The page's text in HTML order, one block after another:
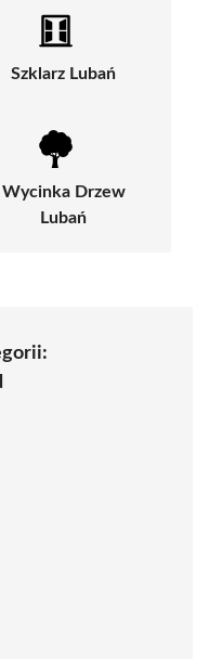
Szklarz Lubań
Wycinka Drzew
Lubań